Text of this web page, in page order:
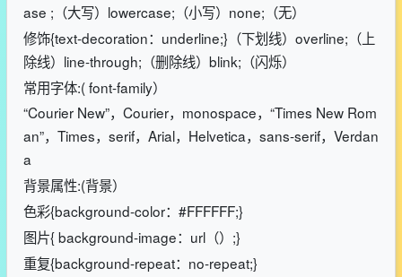
ase ;（大写）lowercase;（小写）none;（无）
修饰{text-decoration：underline;}（下划线）overline;（上
除线）line-through;（删除线）blink;（闪烁）
常用字体:( font-family）
“Courier New”，Courier，monospace，“Times New Rom
an”，Times，serif，Arial，Helvetica，sans-serif，Verdan
a
背景属性:(背景）
色彩{background-color：#FFFFFF;}
图片{ background-image：url（）;}
重复{background-repeat：no-repeat;}